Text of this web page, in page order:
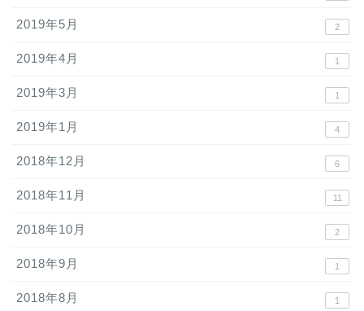
2019年5月 2
2019年4月 1
2019年3月 1
2019年1月 4
2018年12月 6
2018年11月 11
2018年10月 2
2018年9月 1
2018年8月 1